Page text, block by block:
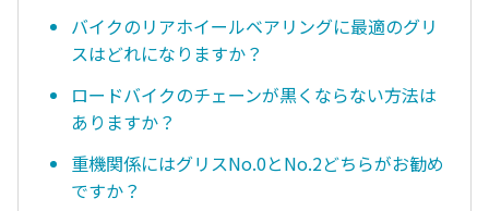
バイクのリアホイールベアリングに最適のグリ
スはどれになりますか？
ロードバイクのチェーンが黒くならない方法は
ありますか？
重機関係にはグリスNo.0とNo.2どちらがお勧め
ですか？